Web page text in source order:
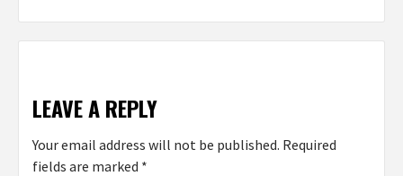
LEAVE A REPLY
Your email address will not be published. Required
fields are marked *